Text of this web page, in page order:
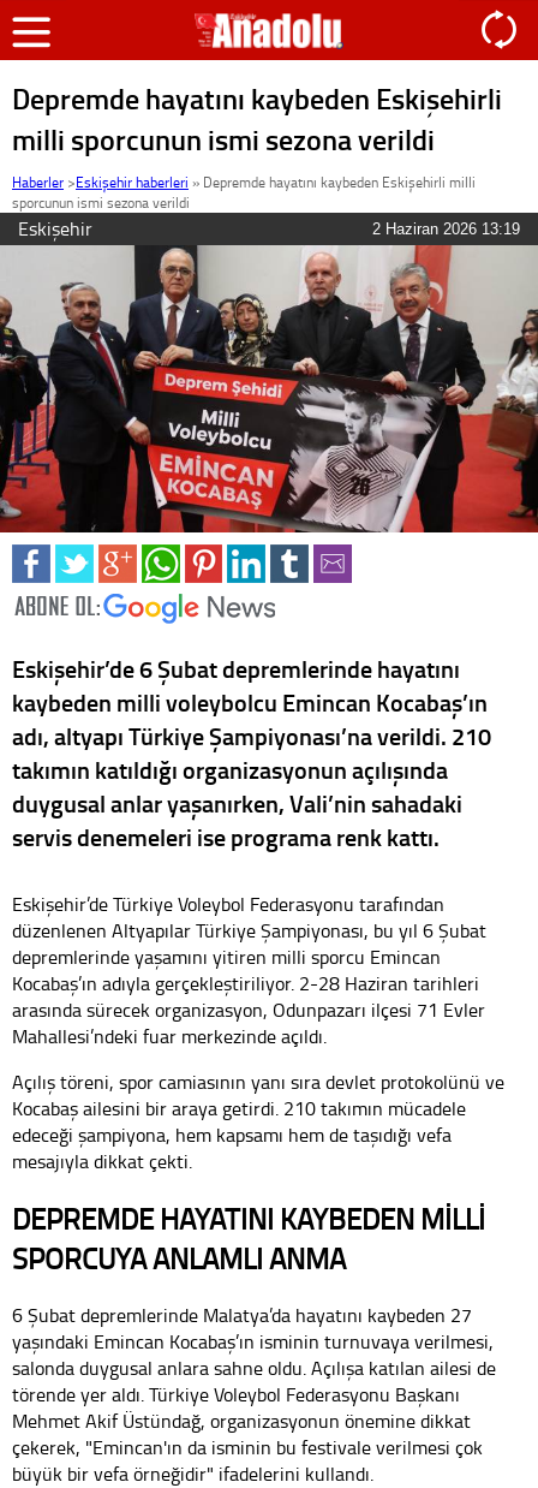
Depremde hayatını kaybeden Eskişehirli
milli sporcunun ismi sezona verildi
Haberler >Eskişehir haberleri » Depremde hayatını kaybeden Eskişehirli milli
sporcunun ismi sezona verildi
Eskişehir 2 Haziran 2026 13:19
Eskişehir’de 6 Şubat depremlerinde hayatını
kaybeden milli voleybolcu Emincan Kocabaş’ın
adı, altyapı Türkiye Şampiyonası’na verildi. 210
takımın katıldığı organizasyonun açılışında
duygusal anlar yaşanırken, Vali’nin sahadaki
servis denemeleri ise programa renk kattı.
Eskişehir’de Türkiye Voleybol Federasyonu tarafından
düzenlenen Altyapılar Türkiye Şampiyonası, bu yıl 6 Şubat
depremlerinde yaşamını yitiren milli sporcu Emincan
Kocabaş’ın adıyla gerçekleştiriliyor. 2-28 Haziran tarihleri
arasında sürecek organizasyon, Odunpazarı ilçesi 71 Evler
Mahallesi’ndeki fuar merkezinde açıldı.
Açılış töreni, spor camiasının yanı sıra devlet protokolünü ve
Kocabaş ailesini bir araya getirdi. 210 takımın mücadele
edeceği şampiyona, hem kapsamı hem de taşıdığı vefa
mesajıyla dikkat çekti.
DEPREMDE HAYATINI KAYBEDEN MİLLİ
SPORCUYA ANLAMLI ANMA
6 Şubat depremlerinde Malatya’da hayatını kaybeden 27
yaşındaki Emincan Kocabaş’ın isminin turnuvaya verilmesi,
salonda duygusal anlara sahne oldu. Açılışa katılan ailesi de
törende yer aldı. Türkiye Voleybol Federasyonu Başkanı
Mehmet Akif Üstündağ, organizasyonun önemine dikkat
çekerek, "Emincan'ın da isminin bu festivale verilmesi çok
büyük bir vefa örneğidir" ifadelerini kullandı.